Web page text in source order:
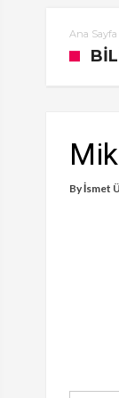
Ana Sayfa
Byİsmet